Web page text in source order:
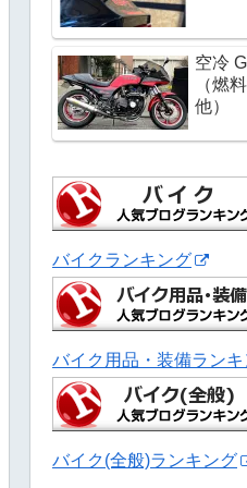
空冷
（燃
他）
バイクランキング
バイク用品・装備ラン
バイク(全般)ランキング